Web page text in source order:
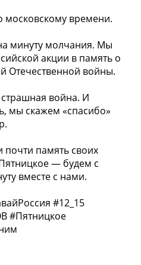
московскому времени.
минуту молчания. Мы
акции в память о
Отечественной войны.
страшная война. И
мы скажем «спасибо»
почти память своих
— будем с
вместе с нами.
#12_15
#Пятницкое